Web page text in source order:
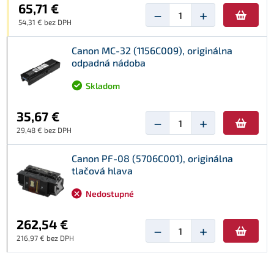
65,71 €
54,31 € bez DPH − +
Canon MC-32 (1156C009), originálna
odpadná nádoba
Skladom
35,67 €
29,48 € bez DPH − +
Canon PF-08 (5706C001), originálna
tlačová hlava
Nedostupné
262,54 €
216,97 € bez DPH − +